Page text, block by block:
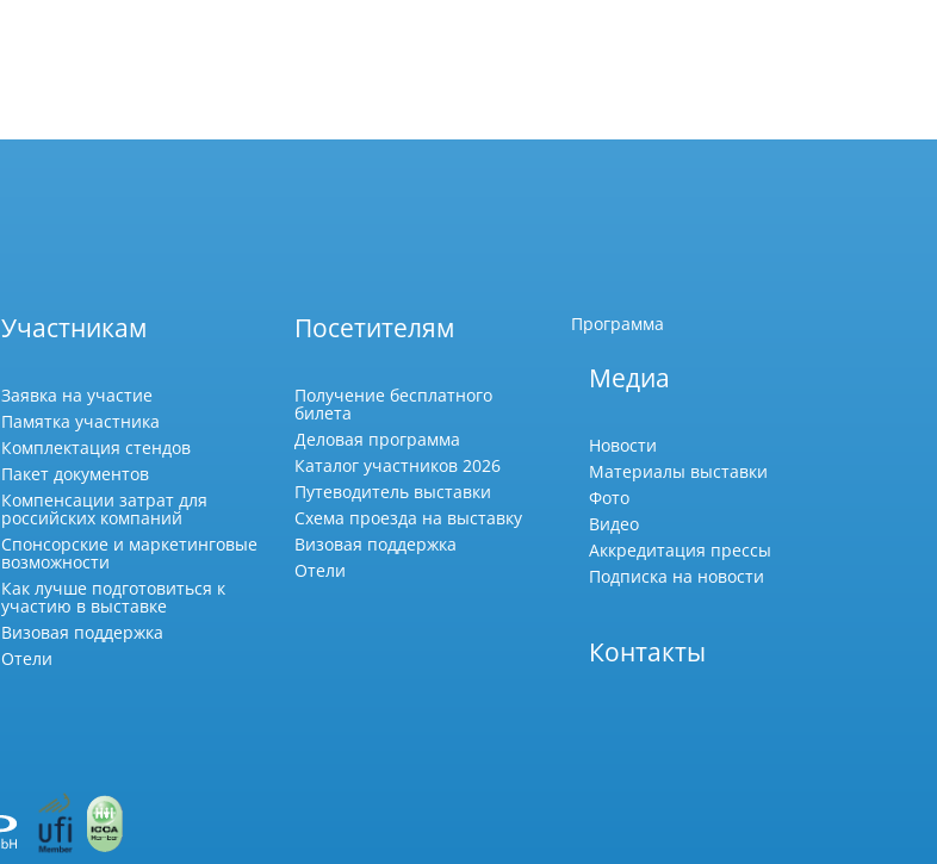
Участникам
Заявка на участие
Памятка участника
Комплектация стендов
Пакет документов
Компенсации затрат для
российских компаний
Спонсорские и маркетинговые
возможности
Как лучше подготовиться к
участию в выставке
Визовая поддержка
Отели
Посетителям
Получение бесплатного
билета
Деловая программа
Каталог участников 2026
Путеводитель выставки
Схема проезда на выставку
Визовая поддержка
Отели
Программа
Медиа
Новости
Материалы выставки
Фото
Видео
Аккредитация прессы
Подписка на новости
Контакты